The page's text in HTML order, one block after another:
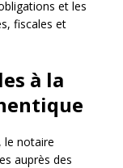
et les
fiscales et
à la
le notaire
auprès des